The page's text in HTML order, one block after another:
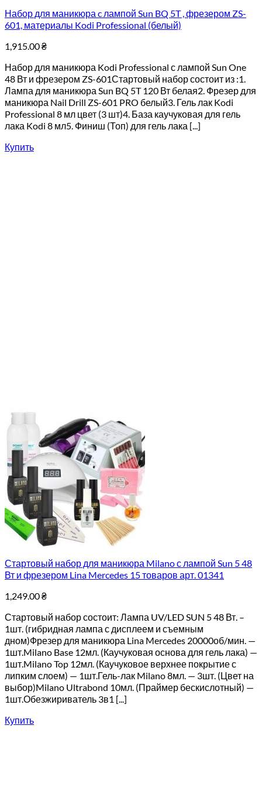
Набор для маникюра c лампой Sun BQ 5T , фрезером ZS-
601, материалы Kodi Professional (белый)
1,915.00₴
Набор для маникюра Kodi Professional с лампой Sun One
48 Вт и фрезером ZS-601Стартовый набор состоит из :1.
Лампа для маникюра Sun BQ 5T 120 Вт белая2. Фрезер для
маникюра Nail Drill ZS-601 PRO белый3. Гель лак Kodi
Professional 8 мл цвет (3 шт)4. База каучуковая для гель
лака Kodi 8 мл5. Финиш (Топ) для гель лака [...]
Купить
Стартовый набор для маникюра Milano с лампой Sun 5 48
Вт и фрезером Lina Mercedes 15 товаров арт. 01341
1,249.00₴
Стартовый набор состоит: Лампа UV/LED SUN 5 48 Вт. –
1шт. (гибридная лампа с дисплеем и съемным
дном)Фрезер для маникюра Lina Mercedes 20000об/мин. —
1шт.Milano Base 12мл. (Каучуковая основа для гель лака) —
1шт.Milano Top 12мл. (Каучуковое верхнее покрытие с
липким слоем) — 1шт.Гель-лак Milano 8мл. — 3шт. (Цвет на
выбор)Milano Ultrabond 10мл. (Праймер бескислотный) —
1шт.Обезжириватель 3в1 [...]
Купить